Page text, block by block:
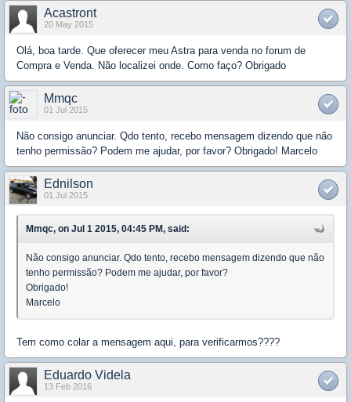
Acastront
20 May 2015
Olá, boa tarde. Que oferecer meu Astra para venda no forum de
Compra e Venda. Não localizei onde. Como faço? Obrigado
Mmqc
01 Jul 2015
Não consigo anunciar. Qdo tento, recebo mensagem dizendo que não
tenho permissão? Podem me ajudar, por favor? Obrigado! Marcelo
Ednilson
01 Jul 2015
Mmqc, on Jul 1 2015, 04:45 PM, said:
Não consigo anunciar. Qdo tento, recebo mensagem dizendo que não
tenho permissão? Podem me ajudar, por favor?
Obrigado!
Marcelo
Tem como colar a mensagem aqui, para verificarmos????
Eduardo Videla
13 Feb 2016